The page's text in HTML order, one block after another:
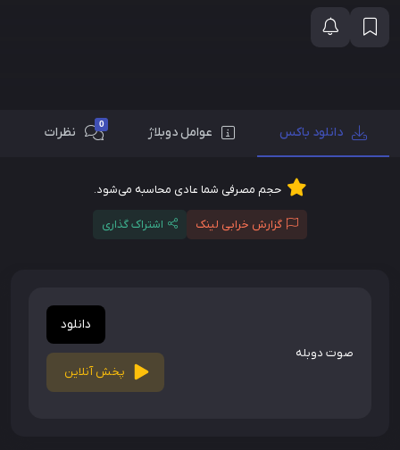
دانلود باکس عوامل دوبلاژ 0 نظرات
حجم مصرفی شما عادی محاسبه می‌شود.
گزارش خرابی لینک اشتراک گذاری
صوت دوبله
دانلود
پخش آنلاین